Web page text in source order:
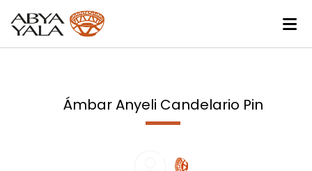
Ámbar Anyeli Candelario Pin